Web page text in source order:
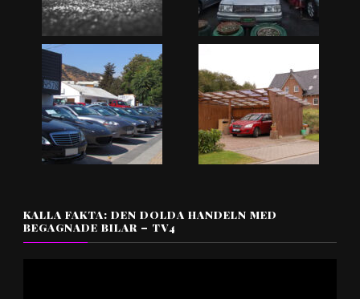
KALLA FAKTA: DEN DOLDA HANDELN MED
BEGAGNADE BILAR – TV4